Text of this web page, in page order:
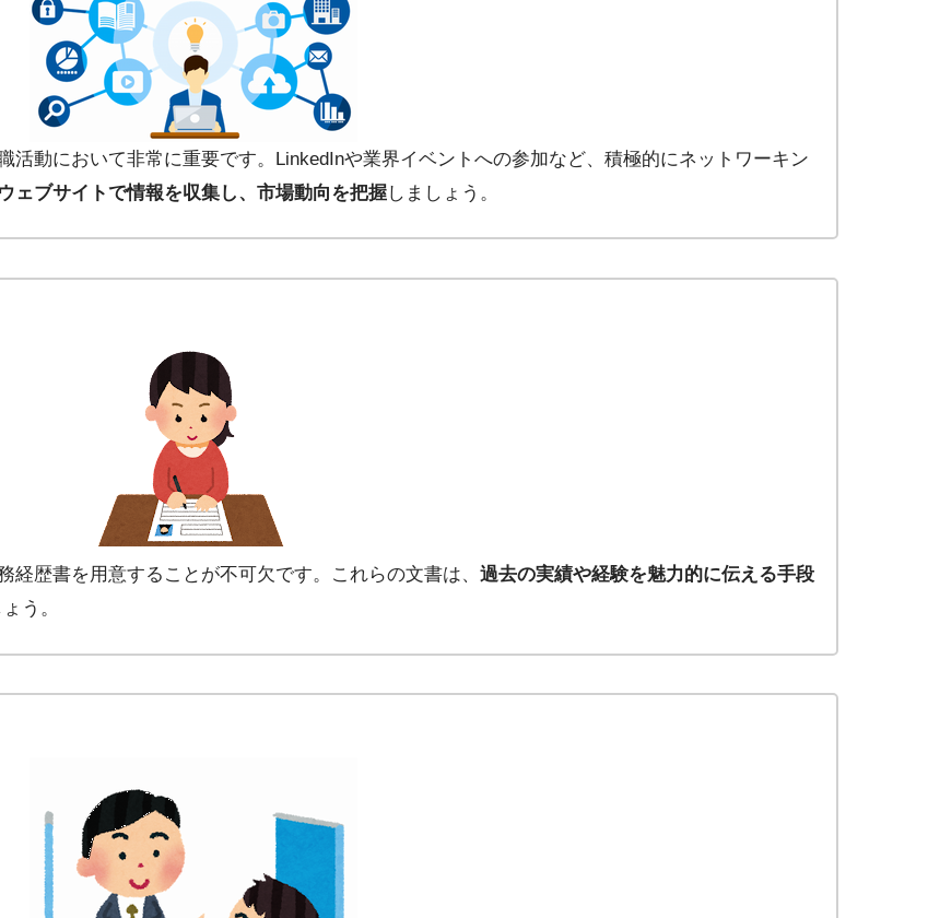
活動において非常に重要です。LinkedInや業界イベントへの参加など、積極的にネットワーキン
ェブサイトで情報を収集し、市場動向を把握しましょう。
経歴書を用意することが不可欠です。これらの文書は、過去の実績や経験を魅力的に伝える手段
う。